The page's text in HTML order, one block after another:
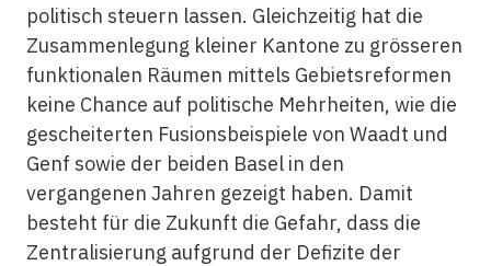
politisch steuern lassen. Gleichzeitig hat die
Zusammenlegung kleiner Kantone zu grösseren
funktionalen Räumen mittels Gebietsreformen
keine Chance auf politische Mehrheiten, wie die
gescheiterten Fusionsbeispiele von Waadt und
Genf sowie der beiden Basel in den
vergangenen Jahren gezeigt haben. Damit
besteht für die Zukunft die Gefahr, dass die
Zentralisierung aufgrund der Defizite der